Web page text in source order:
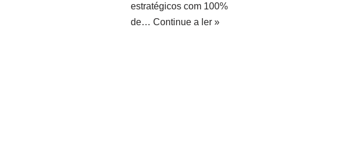
estratégicos com 100%
de… Continue a ler »